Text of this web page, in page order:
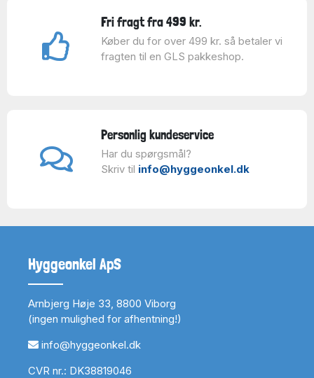
Fri fragt fra 499 kr.
Køber du for over 499 kr. så betaler vi
fragten til en GLS pakkeshop.
Personlig kundeservice
Har du spørgsmål?
Skriv til info@hyggeonkel.dk
Hyggeonkel ApS
Arnbjerg Høje 33, 8800 Viborg
(ingen mulighed for afhentning!)
info@hyggeonkel.dk
CVR nr.: DK38819046